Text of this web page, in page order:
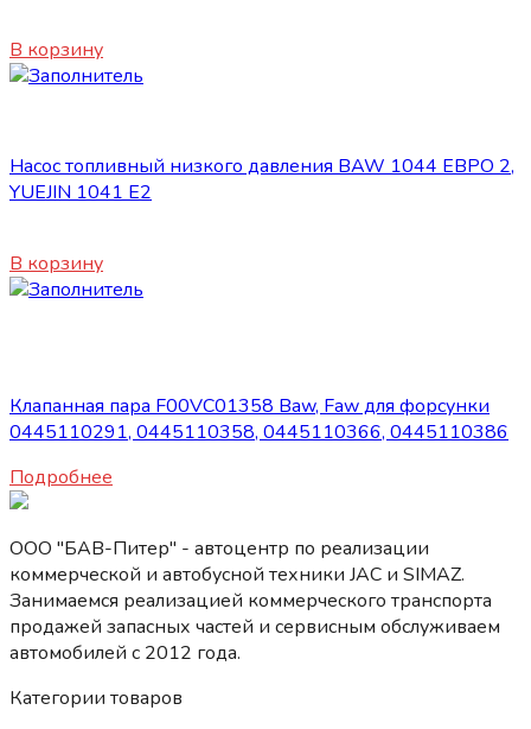
В корзину
Насос топливный низкого давления BAW 1044 ЕВРО 2,
YUEJIN 1041 E2
В корзину
Клапанная пара F00VC01358 Baw, Faw для форсунки
0445110291, 0445110358, 0445110366, 0445110386
Подробнее
ООО "БАВ-Питер" - автоцентр по реализации
коммерческой и автобусной техники JAC и SIMAZ.
Занимаемся реализацией коммерческого транспорта
продажей запасных частей и сервисным обслуживаем
автомобилей c 2012 года.
Категории товаров